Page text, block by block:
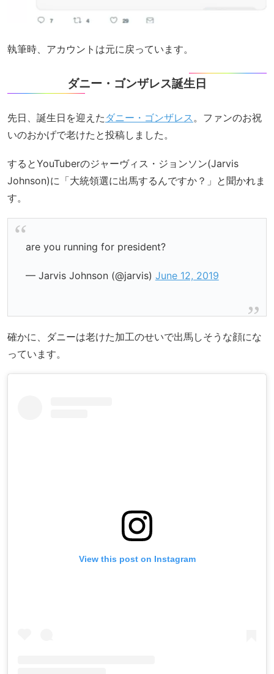
執筆時、アカウントは元に戻っています。
ダニー・ゴンザレス誕生日
先日、誕生日を迎えた ダニー・ゴンザレス 。ファンのお祝
いのおかげで老けたと投稿しました。
するとYouTuberのジャーヴィス・ジョンソン(Jarvis
Johnson)に「大統領選に出馬するんですか？」と聞かれま
す。
are you running for president?
— Jarvis Johnson (@jarvis) June 12, 2019
確かに、ダニーは老けた加工のせいで出馬しそうな顔にな
っています。
View this post on Instagram